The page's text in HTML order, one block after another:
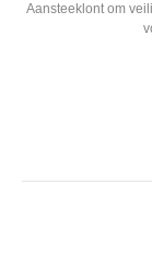
Aansteeklont om